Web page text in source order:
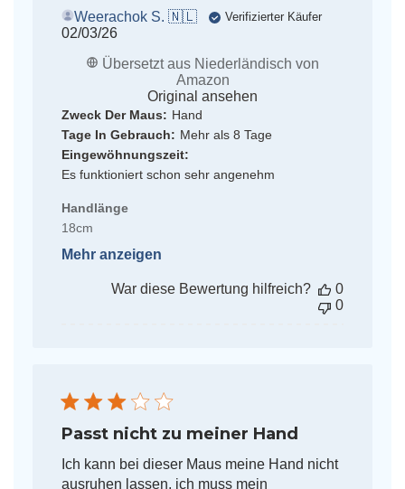
Weerachok S. 🇳🇱 Verifizierter Käufer
Veröffentlichungsdatum
02/03/26
Übersetzt aus Niederländisch von
Amazon
Original ansehen
Zweck Der Maus: Hand
Tage In Gebrauch: Mehr als 8 Tage
Eingewöhnungszeit:
Es funktioniert schon sehr angenehm
Handlänge
18cm
Mehr anzeigen
War diese Bewertung hilfreich?
0
0
Passt nicht zu meiner Hand
Ich kann bei dieser Maus meine Hand nicht
ausruhen lassen, ich muss mein